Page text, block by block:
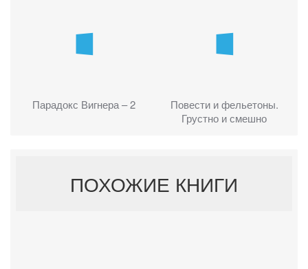
Парадокс Вигнера – 2
Повести и фельетоны.
Грустно и смешно
ПОХОЖИЕ КНИГИ